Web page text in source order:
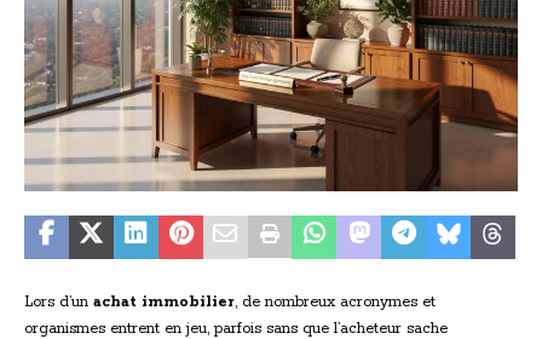
Lors d’un achat immobilier, de nombreux acronymes et
organismes entrent en jeu, parfois sans que l’acheteur sache